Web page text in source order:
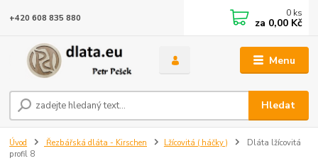
Menu
Hledat
+420 608 835 880 0 ks
za 0,00 Kč
Úvod Řezbářská dláta - Kirschen Lžícovitá ( háčky )
Dláta lžícovitá
profil 8